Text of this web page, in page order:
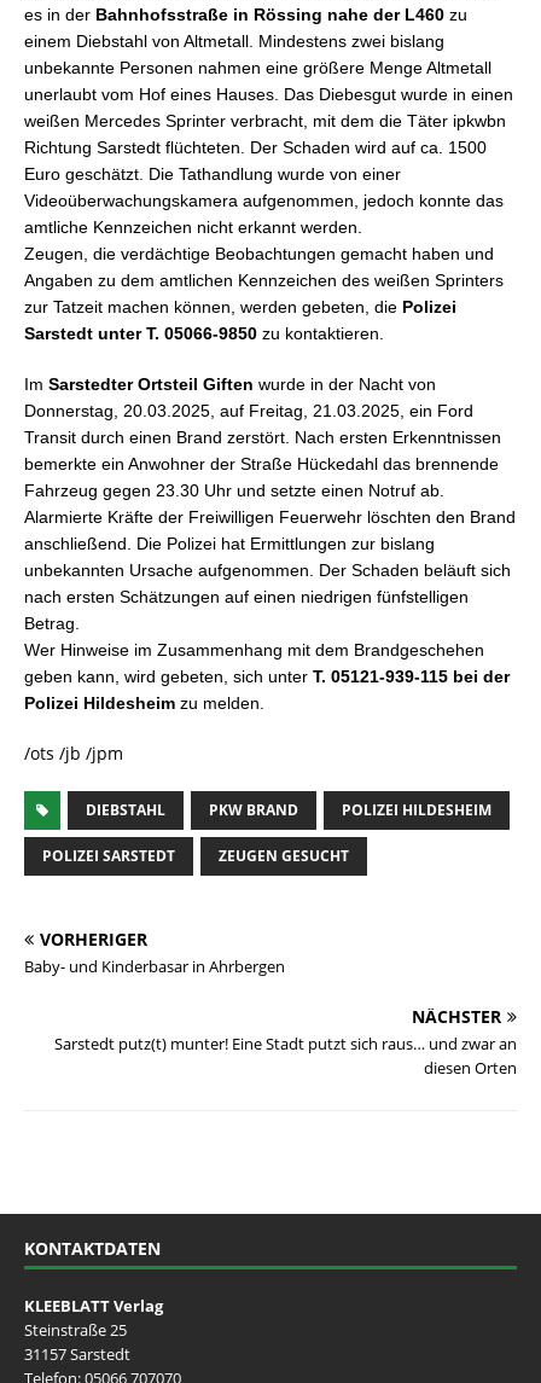
es in der Bahnhofsstraße in Rössing nahe der L460 zu
einem Diebstahl von Altmetall. Mindestens zwei bislang
unbekannte Personen nahmen eine größere Menge Altmetall
unerlaubt vom Hof eines Hauses. Das Diebesgut wurde in einen
weißen Mercedes Sprinter verbracht, mit dem die Täter ipkwbn
Richtung Sarstedt flüchteten. Der Schaden wird auf ca. 1500
Euro geschätzt. Die Tathandlung wurde von einer
Videoüberwachungskamera aufgenommen, jedoch konnte das
amtliche Kennzeichen nicht erkannt werden.
Zeugen, die verdächtige Beobachtungen gemacht haben und
Angaben zu dem amtlichen Kennzeichen des weißen Sprinters
zur Tatzeit machen können, werden gebeten, die Polizei
Sarstedt unter T. 05066-9850 zu kontaktieren.
Im Sarstedter Ortsteil Giften wurde in der Nacht von
Donnerstag, 20.03.2025, auf Freitag, 21.03.2025, ein Ford
Transit durch einen Brand zerstört. Nach ersten Erkenntnissen
bemerkte ein Anwohner der Straße Hückedahl das brennende
Fahrzeug gegen 23.30 Uhr und setzte einen Notruf ab.
Alarmierte Kräfte der Freiwilligen Feuerwehr löschten den Brand
anschließend. Die Polizei hat Ermittlungen zur bislang
unbekannten Ursache aufgenommen. Der Schaden beläuft sich
nach ersten Schätzungen auf einen niedrigen fünfstelligen
Betrag.
Wer Hinweise im Zusammenhang mit dem Brandgeschehen
geben kann, wird gebeten, sich unter T. 05121-939-115 bei der
Polizei Hildesheim zu melden.
/ots /jb /jpm
DIEBSTAHL PKW BRAND POLIZEI HILDESHEIM
POLIZEI SARSTEDT ZEUGEN GESUCHT
VORHERIGER
Baby- und Kinderbasar in Ahrbergen
NÄCHSTER
Sarstedt putz(t) munter! Eine Stadt putzt sich raus… und zwar an
diesen Orten
KONTAKTDATEN
KLEEBLATT Verlag
Steinstraße 25
31157 Sarstedt
Telefon:05066 707070